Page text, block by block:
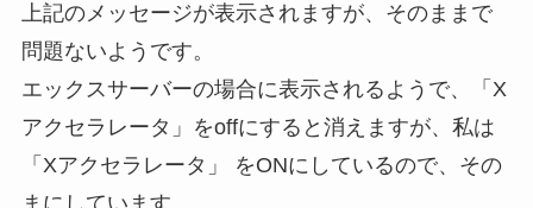
上記のメッセージが表示されますが、そのままで
問題ないようです。
エックスサーバーの場合に表示されるようで、
「X
アクセラレータ」をoffにすると消えますが、私は
「Xアクセラレータ」 をONにしているので、その